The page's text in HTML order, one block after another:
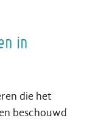
in
die het
beschouwd